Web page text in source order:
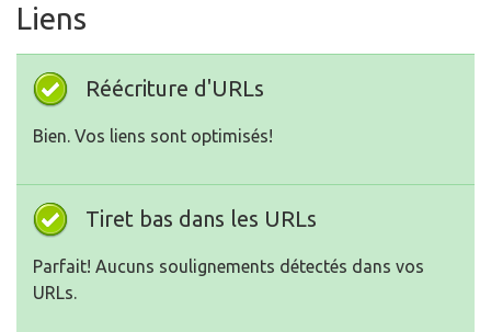
Liens
Réécriture d'URLs
Bien. Vos liens sont optimisés!
Tiret bas dans les URLs
Parfait! Aucuns soulignements détectés dans vos
URLs.